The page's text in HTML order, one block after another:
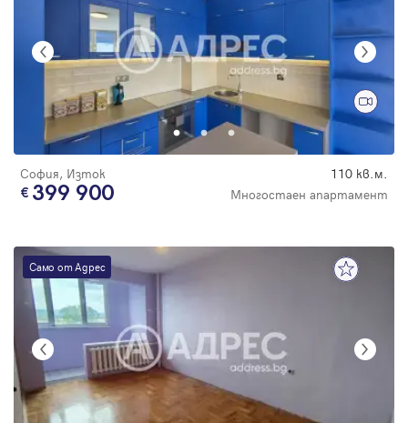
София, Изток 110 кв.м.
399 900 Многостаен апартамент
Само от Адрес